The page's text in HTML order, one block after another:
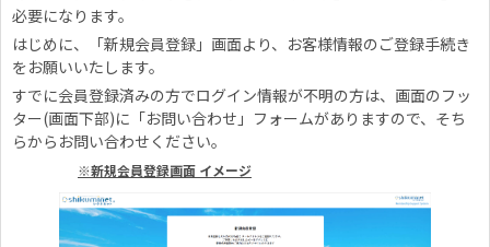
必要になります。
はじめに、「新規会員登録」画面より、お客様情報のご登録手続き
をお願いいたします。
すでに会員登録済みの方でログイン情報が不明の方は、画面のフッ
ター(画面下部)に「お問い合わせ」フォームがありますので、そち
らからお問い合わせください。
※新規会員登録画面 イメージ